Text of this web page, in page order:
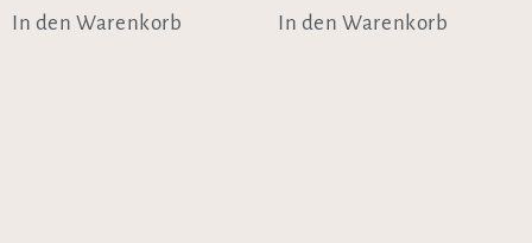
In den Warenkorb In den Warenkorb